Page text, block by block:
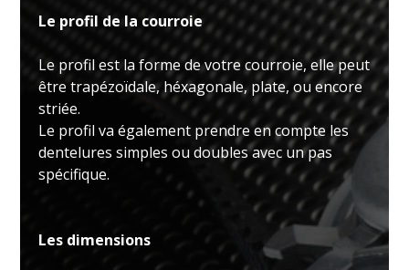
Le profil de la courroie
Le profil est la forme de votre courroie, elle peut
être trapézoïdale, héxagonale, plate, ou encore
striée.
Le profil va également prendre en compte les
dentelures simples ou doubles avec un pas
spécifique.
Les dimensions